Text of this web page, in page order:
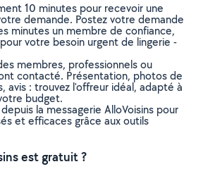
10 minutes pour recevoir une
demande. Postez votre demande
minutes un membre de confiance,
votre besoin urgent de lingerie -
membres, professionnels ou
contacté. Présentation, photos de
avis : trouvez l'offreur idéal, adapté à
budget.
la messagerie AlloVoisins pour
et efficaces grâce aux outils
est gratuit ?